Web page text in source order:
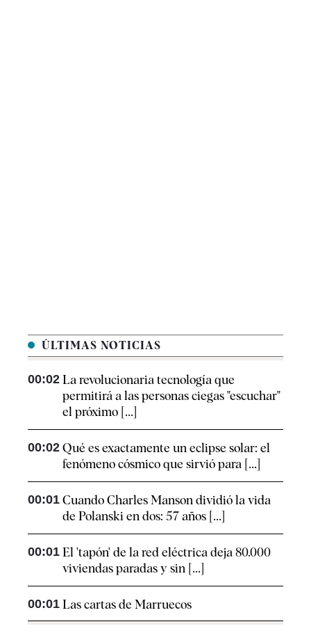
ÚLTIMAS NOTICIAS
00:02 La revolucionaria tecnología que
permitirá a las personas ciegas "escuchar"
el próximo [...]
00:02 Qué es exactamente un eclipse solar: el
fenómeno cósmico que sirvió para [...]
00:01 Cuando Charles Manson dividió la vida
de Polanski en dos: 57 años [...]
00:01 El 'tapón' de la red eléctrica deja 80.000
viviendas paradas y sin [...]
00:01 Las cartas de Marruecos